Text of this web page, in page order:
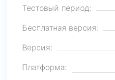
Тестовый период:
Бесплатная версия:
Версия:
Платформа: